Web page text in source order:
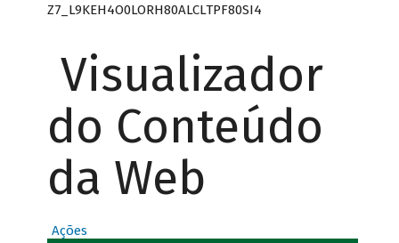
Z7_L9KEH4O0LORH80ALCLTPF80SI4
Visualizador
do Conteúdo
da Web
Ações